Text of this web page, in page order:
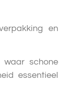
en
waar schone
essentieel